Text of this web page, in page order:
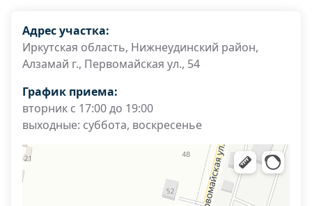
Адрес участка:
Иркутская область, Нижнеудинский район,
Алзамай г., Первомайская ул., 54
График приема:
вторник с 17:00 до 19:00
выходные: суббота, воскресенье